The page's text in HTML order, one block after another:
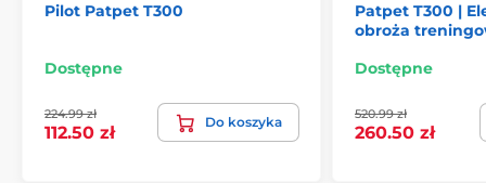
Pilot Patpet T300
Dostępne
224.99 zł
112.50 zł
Do koszyka
Patpet T300 |
obroża
Dostępne
520.99 zł
260.50 zł